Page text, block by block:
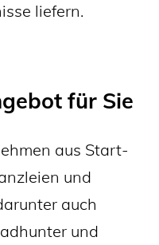
liefern.
für Sie
aus Start-
und
auch
und